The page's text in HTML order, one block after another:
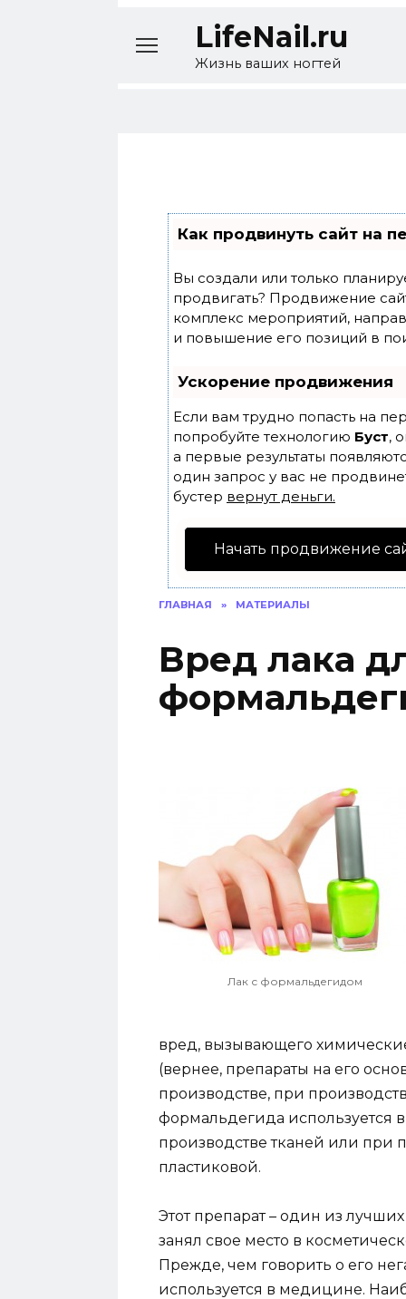
LifeNail.ru
Жизнь ваших ногтей
Как продвинуть сайт на
Вы создали или только
продвигать? Продвижение
комплекс мероприятий,
и повышение его позиций в
Ускорение продвижения
Если вам трудно попасть на
попробуйте технологию Буст,
а первые результаты
один запрос у вас не
бустер вернут деньги.
Начать продвижение
ГЛАВНАЯ » МАТЕРИАЛЫ
Вред лака
Лак с формальдегидом
вред, вызывающего
(вернее, препараты на его
производстве, при
формальдегида используется
производстве тканей или при
пластиковой.
Этот препарат – один из
занял свое место в
Прежде, чем говорить о его
используется в медицине.